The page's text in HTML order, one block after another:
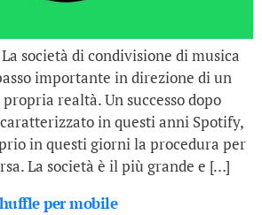
società di condivisione di musica
importante in direzione di un
realtà. Un successo dopo
in questi anni Spotify,
in questi giorni la procedura per
La società è il più grande e […]
per mobile